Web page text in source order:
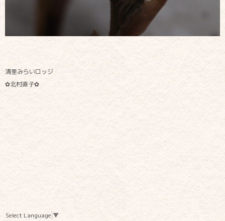
清里みらいロッジ
✿北村直子✿
Select Language ▼